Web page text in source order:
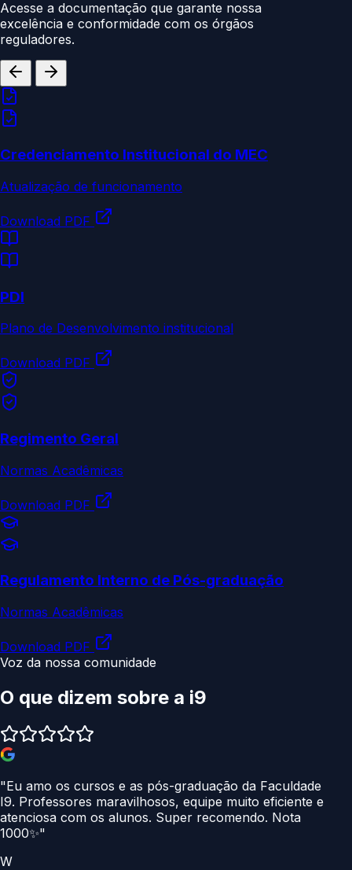
Acesse a documentação que garante nossa
excelência e conformidade com os órgãos
reguladores.
Credenciamento Institucional do MEC
Atualização de funcionamento
Download PDF
PDI
Plano de Desenvolvimento institucional
Download PDF
Regimento Geral
Normas Acadêmicas
Download PDF
Regulamento Interno de Pós-graduação
Normas Acadêmicas
Download PDF
Voz da nossa comunidade
O que dizem sobre a i9
"Eu amo os cursos e as pós-graduação da Faculdade
I9. Professores maravilhosos, equipe muito eficiente e
atenciosa com os alunos. Super recomendo. Nota
1000✨"
W